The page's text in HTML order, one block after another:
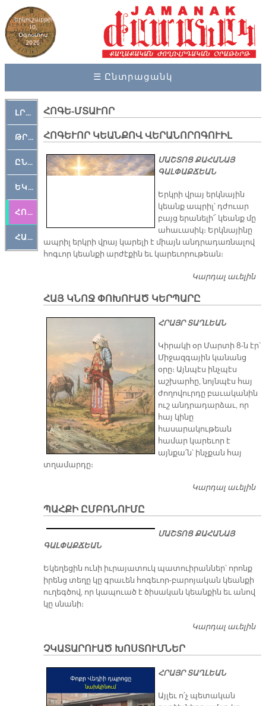
Երկուշաբթի
10,
Օգոստոս
2026
☰ Ընտրացանկ
ԼՐԱՀՈՍ
ԹՐՔԱՀԱՅ ԿԵԱՆՔ
ԸՆԿԵՐԱՄՇԱԿՈՒԹԱՅԻՆ
ԵԿԵՂԵՑԱԿԱՆ
ՀՈԳԵՄՏԱՒՈՐ
ՀԱՐԹԱԿ
ՀՈԳԵ-ՄՏԱՒՈՐ
ՀՈԳԵՒՈՐ ԿԵԱՆՔՈՎ ՎԵՐԱՆՈՐՈԳՈՒԻԼ
ՄԱՇՏՈՑ ՔԱՀԱՆԱՅ
ԳԱԼՓԱՔՃԵԱՆ
Երկրի վրայ երկնային
կեանք ապրիլ՝ դժուար
բայց երանելի՜ կեանք մը
ահաւասիկ։ Երկնայինը
ապրիլ երկրի վրայ կարելի է միայն անդրադառնալով
հոգւոր կեանքի արժէքին եւ կարեւորութեան։
Կարդալ աւելին
ՀԱՅ ԿՆՈՋ ՓՈԽՈՒԱԾ ԿԵՐՊԱՐԸ
ՀՐԱՅՐ ՏԱՂԼԵԱՆ
Կիրակի օր Մարտի 8-ն էր՝
Միջազգային կանանց
օրը։ Այնպէս ինչպէս
աշխարհը, նոյնպէս հայ
ժողովուրդը բաւականին
ուշ անդրադարձաւ, որ
հայ կինը
հասարակութեան
համար կարեւոր է
այնքա՛ն՝ ինչքան հայ
տղամարդը։
Կարդալ աւելին
ՊԱՀՔԻ ԸՄԲՌՆՈՒՄԸ
ՄԱՇՏՈՑ ՔԱՀԱՆԱՅ
ԳԱԼՓԱՔՃԵԱՆ
Եկեղեցին ունի իւրայատուկ պատուիրաններ՝ որոնք
իրենց տեղը կը գրաւեն հոգեւոր-բարոյական կեանքի
ուղեգծով, որ կապուած է ծիսական կեանքին եւ անով
կը սնանի։
Կարդալ աւելին
ՉԿԱՏԱՐՈՒԱԾ ԽՈՍՏՈՒՄՆԵՐ
ՀՐԱՅՐ ՏԱՂԼԵԱՆ
Այլեւ ո՛չ պետական